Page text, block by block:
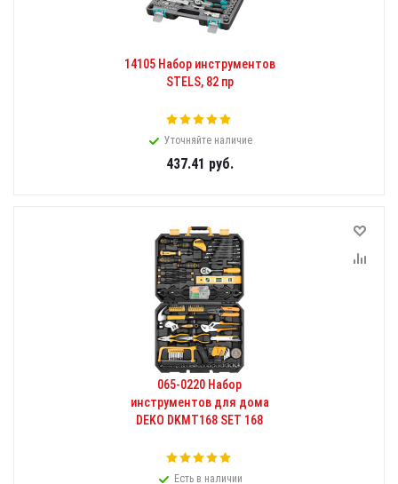
14105 Набор инструментов
STELS, 82 пр
Уточняйте наличие
437.41 руб.
065-0220 Набор
инструментов для дома
DEKO DKMT168 SET 168
Есть в наличии